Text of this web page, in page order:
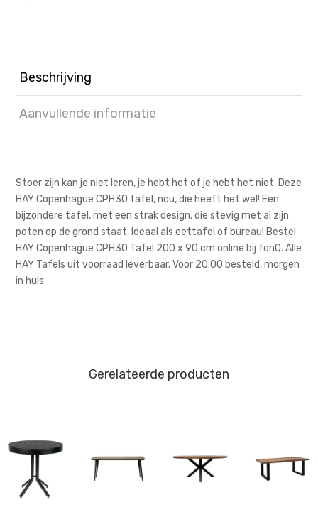
Beschrijving
Aanvullende informatie
Stoer zijn kan je niet leren, je hebt het of je hebt het niet. Deze
HAY Copenhague CPH30 tafel, nou, die heeft het wel! Een
bijzondere tafel, met een strak design, die stevig met al zijn
poten op de grond staat. Ideaal als eettafel of bureau! Bestel
HAY Copenhague CPH30 Tafel 200 x 90 cm online bij fonQ. Alle
HAY Tafels uit voorraad leverbaar. Voor 20:00 besteld, morgen
in huis
Gerelateerde producten